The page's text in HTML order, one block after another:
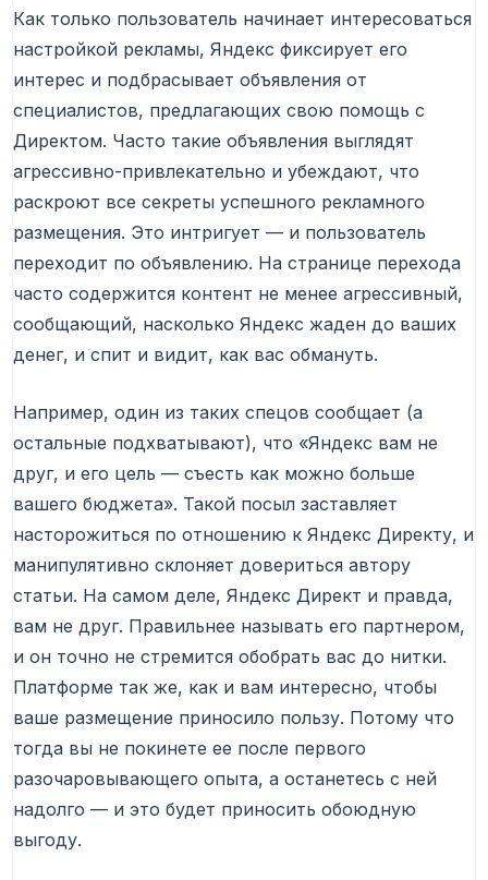
Как только пользователь начинает интересоваться
настройкой рекламы, Яндекс фиксирует его
интерес и подбрасывает объявления от
специалистов, предлагающих свою помощь с
Директом. Часто такие объявления выглядят
агрессивно-привлекательно и убеждают, что
раскроют все секреты успешного рекламного
размещения. Это интригует — и пользователь
переходит по объявлению. На странице перехода
часто содержится контент не менее агрессивный,
сообщающий, насколько Яндекс жаден до ваших
денег, и спит и видит, как вас обмануть.
Например, один из таких спецов сообщает (а
остальные подхватывают), что «Яндекс вам не
друг, и его цель — съесть как можно больше
вашего бюджета». Такой посыл заставляет
насторожиться по отношению к Яндекс Директу, и
манипулятивно склоняет довериться автору
статьи. На самом деле, Яндекс Директ и правда,
вам не друг. Правильнее называть его партнером,
и он точно не стремится обобрать вас до нитки.
Платформе так же, как и вам интересно, чтобы
ваше размещение приносило пользу. Потому что
тогда вы не покинете ее после первого
разочаровывающего опыта, а останетесь с ней
надолго — и это будет приносить обоюдную
выгоду.